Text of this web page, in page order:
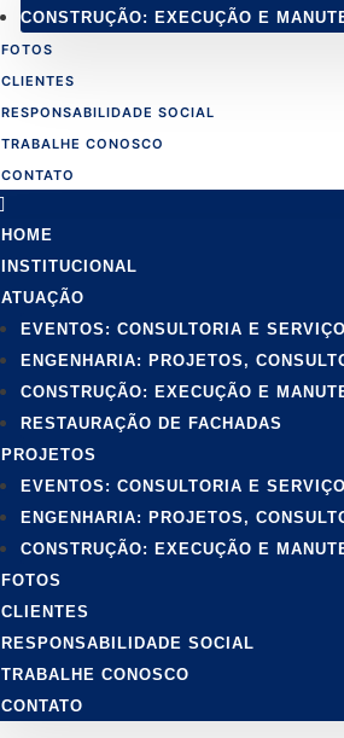
CONSTRUÇÃO: EXECUÇÃO E
FOTOS
CLIENTES
RESPONSABILIDADE SOCIAL
TRABALHE CONOSCO
CONTATO
HOME
INSTITUCIONAL
ATUAÇÃO
EVENTOS: CONSULTORIA E
ENGENHARIA: PROJETOS,
CONSTRUÇÃO: EXECUÇÃO E
RESTAURAÇÃO DE FACHADAS
PROJETOS
EVENTOS: CONSULTORIA E
ENGENHARIA: PROJETOS,
CONSTRUÇÃO: EXECUÇÃO E
FOTOS
CLIENTES
RESPONSABILIDADE SOCIAL
TRABALHE CONOSCO
CONTATO